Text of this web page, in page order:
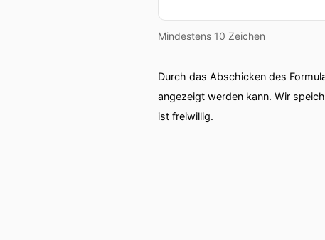
Mindestens 10 Zeichen
Durch das Abschicken des
angezeigt werden kann. Wir
ist freiwillig.